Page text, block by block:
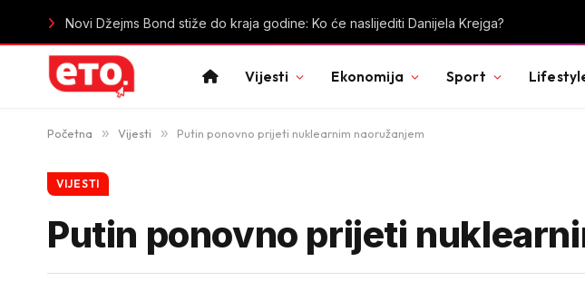
ZHMS Crne Gore upozorio građane: Oslanjajte se na zvanične vremenske prognoze
Vijesti Ekonomija Sport
Početna » Vijesti » Putin ponovno prijeti nuklearnim naoružanjem
VIJESTI
Putin ponovno prijeti